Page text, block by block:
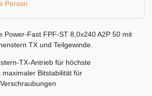
Person
Power-Fast FPF-ST 8,0x240 A2P 50 mit
TX und Teilgewinde.
TX-Antrieb für höchste
Bitstabilität für